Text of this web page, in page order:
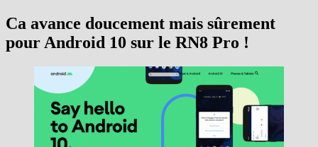
Ca avance doucement mais sûrement
pour Android 10 sur le RN8 Pro !